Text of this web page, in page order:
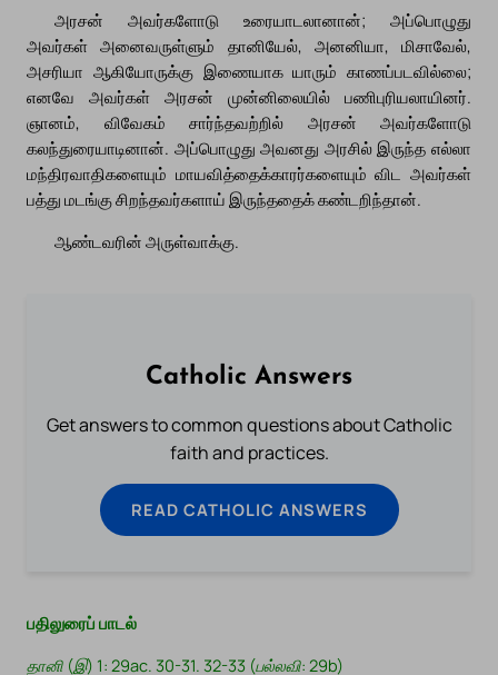
அரசன் அவர்களோடு உரையாடலானான்; அப்பொழுது
அவர்கள் அனைவருள்ளும் தானியேல், அனனியா, மிசாவேல்,
அசரியா ஆகியோருக்கு இணையாக யாரும் காணப்படவில்லை;
எனவே அவர்கள் அரசன் முன்னிலையில் பணிபுரியலாயினர்.
ஞானம், விவேகம் சார்ந்தவற்றில் அரசன் அவர்களோடு
கலந்துரையாடினான். அப்பொழுது அவனது அரசில் இருந்த எல்லா
மந்திரவாதிகளையும் மாயவித்தைக்காரர்களையும் விட அவர்கள்
பத்து மடங்கு சிறந்தவர்களாய் இருந்ததைக் கண்டறிந்தான்.
ஆண்டவரின் அருள்வாக்கு.
Catholic Answers
Get answers to common questions about Catholic
faith and practices.
READ CATHOLIC ANSWERS
பதிலுரைப் பாடல்
தானி (இ) 1: 29ac. 30-31. 32-33 (பல்லவி: 29b)